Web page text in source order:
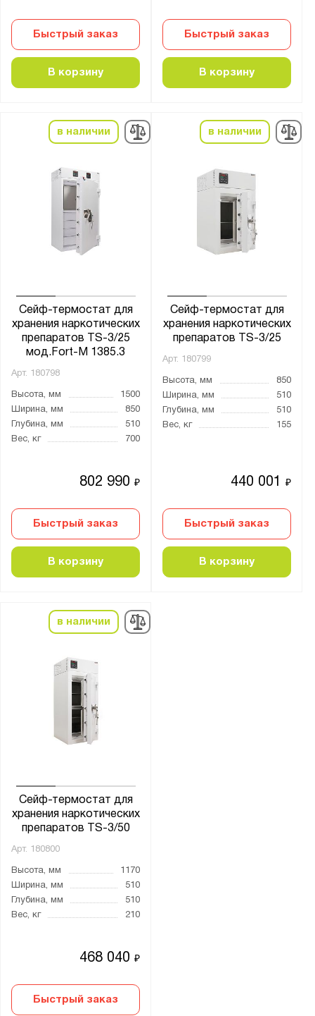
Быстрый заказ
В корзину
Быстрый заказ
В корзину
в наличии
Сейф-термостат для
хранения наркотических
препаратов TS-3/25
мод.Fort-M 1385.3
Арт. 180798
Высота, мм
1500
Ширина, мм
850
Глубина, мм
510
Вес, кг
700
802 990₽
Быстрый заказ
В корзину
в наличии
Сейф-термостат для
хранения наркотических
препаратов TS-3/25
Арт. 180799
Высота, мм
850
Ширина, мм
510
Глубина, мм
510
Вес, кг
155
440 001₽
Быстрый заказ
В корзину
в наличии
Сейф-термостат для
хранения наркотических
препаратов TS-3/50
Арт. 180800
Высота, мм
1170
Ширина, мм
510
Глубина, мм
510
Вес, кг
210
468 040₽
Быстрый заказ
эмаль
2 ключевых
4 ключевых
Назначение для сейфов:
Для медикаментов
Материал:
Металл
Производитель:
Бренд: